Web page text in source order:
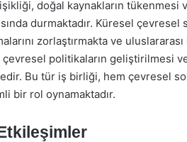
doğal kaynakların
durmaktadır. Küresel
zorlaştırmakta ve
çevresel politikaların geliştirilmesi
Bu tür iş birliği, hem çevresel
bir rol oynamaktadır.